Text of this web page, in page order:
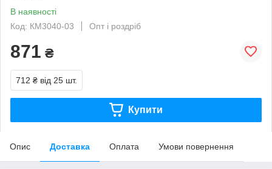
В наявності
Код: КМ3040-03
Опт і роздріб
871 ₴
712 ₴ від 25 шт.
Купити
Опис Доставка Оплата Умови повернення